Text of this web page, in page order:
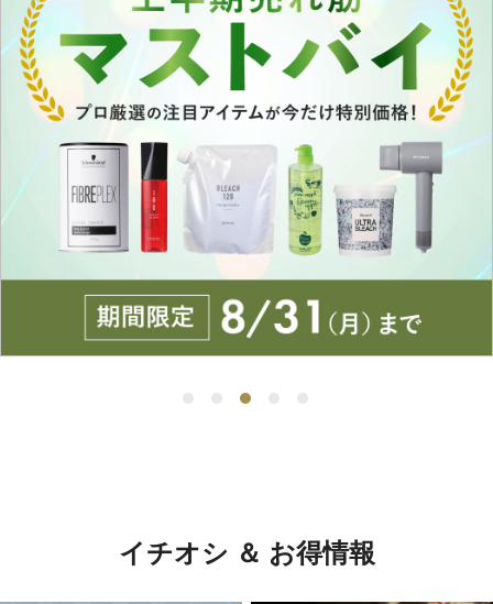
イチオシ ＆ お得情報